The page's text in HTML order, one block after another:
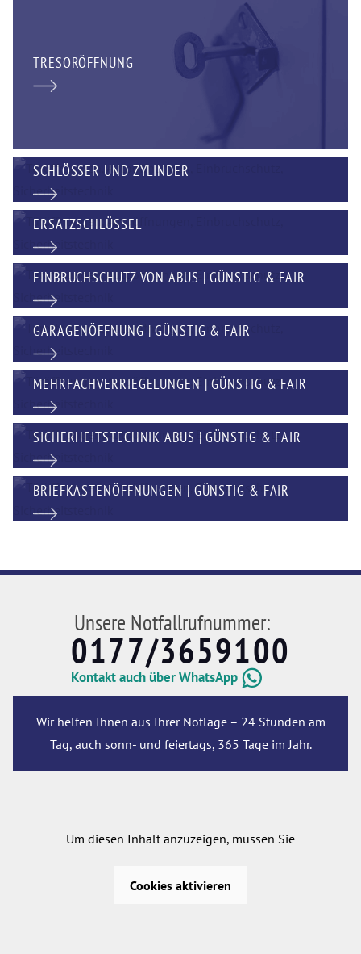
TRESORÖFFNUNG
SCHLÖSSER UND ZYLINDER
ERSATZSCHLÜSSEL
EINBRUCHSCHUTZ VON ABUS | GÜNSTIG & FAIR
GARAGENÖFFNUNG | GÜNSTIG & FAIR
MEHRFACHVERRIEGELUNGEN | GÜNSTIG & FAIR
SICHERHEITSTECHNIK ABUS | GÜNSTIG & FAIR
BRIEFKASTENÖFFNUNGEN | GÜNSTIG & FAIR
Unsere Notfallrufnummer:
0177/3659100
Kontakt auch über WhatsApp
Wir helfen Ihnen aus Ihrer Notlage – 24 Stunden am
Tag, auch sonn- und feiertags, 365 Tage im Jahr.
Um diesen Inhalt anzuzeigen, müssen Sie
Cookies aktivieren